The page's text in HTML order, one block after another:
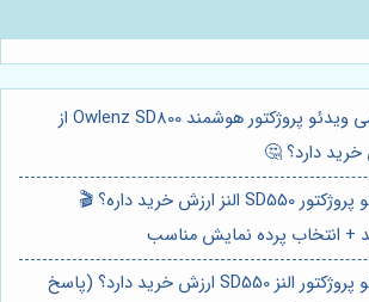
⭐️ نقد و بررسی ویدئو پروژکتور هوشمند Owlenz SD800 از
خرید دارد؟ 🤔
⭐️ مینی ویدئو پروژکتور SD550 النز ارزش خرید داره؟ 🎬
+ انتخاب پرده نمایش مناسب
⭐️ مینی ویدئو پروژکتور النز SD550 ارزش خرید دارد؟ (پاسخ